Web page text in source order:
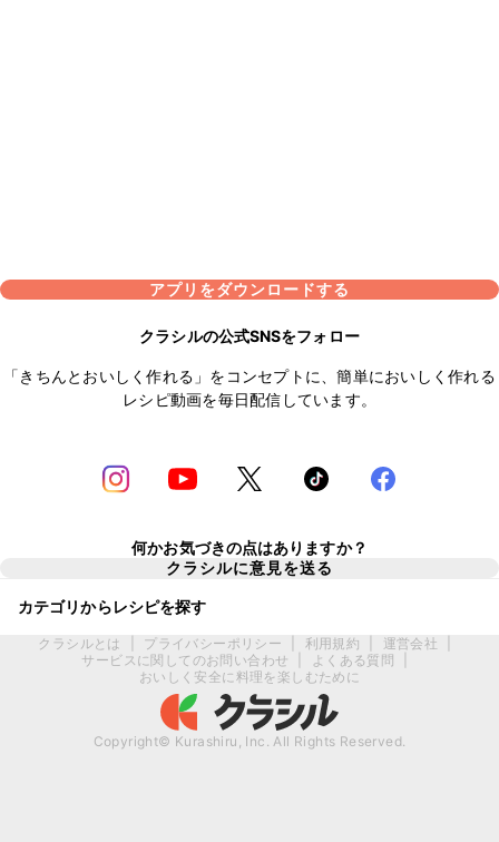
アプリをダウンロードする
クラシルの公式SNSをフォロー
「きちんとおいしく作れる」をコンセプトに、簡単においしく作れる
レシピ動画を毎日配信しています。
何かお気づきの点はありますか？
クラシルに意見を送る
カテゴリからレシピを探す
クラシルとは プライバシーポリシー 利用規約 運営会社
サービスに関してのお問い合わせ
よくある質問
おいしく安全に料理を楽しむために
Copyright© Kurashiru, Inc. All Rights Reserved.